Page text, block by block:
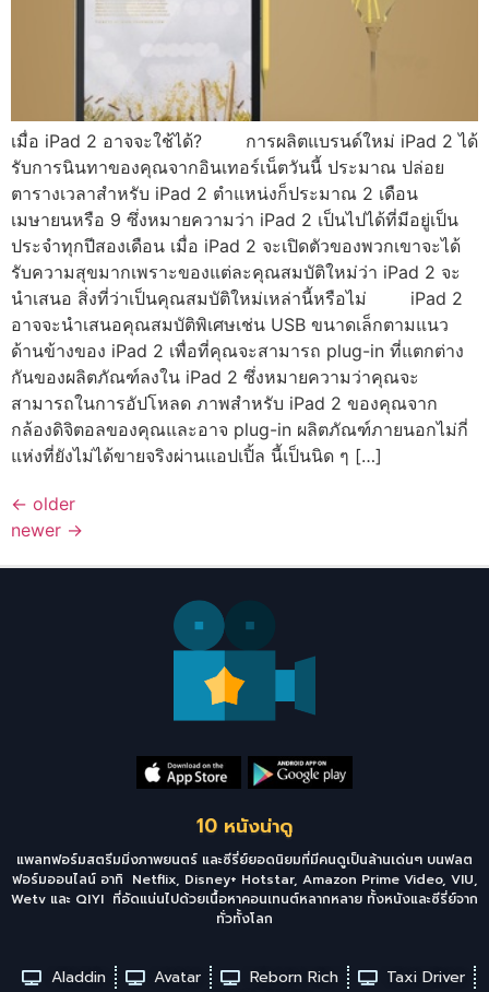
เมื่อ iPad 2 อาจจะใช้ได้? การผลิตแบรนด์ใหม่ iPad 2 ได้
รับการนินทาของคุณจากอินเทอร์เน็ตวันนี้ ประมาณ ปล่อย
ตารางเวลาสำหรับ iPad 2 ตำแหน่งก็ประมาณ 2 เดือน
เมษายนหรือ 9 ซึ่งหมายความว่า iPad 2 เป็นไปได้ที่มีอยู่เป็น
ประจำทุกปีสองเดือน เมื่อ iPad 2 จะเปิดตัวของพวกเขาจะได้
รับความสุขมากเพราะของแต่ละคุณสมบัติใหม่ว่า iPad 2 จะ
นำเสนอ สิ่งที่ว่าเป็นคุณสมบัติใหม่เหล่านี้หรือไม่ iPad 2
อาจจะนำเสนอคุณสมบัติพิเศษเช่น USB ขนาดเล็กตามแนว
ด้านข้างของ iPad 2 เพื่อที่คุณจะสามารถ plug-in ที่แตกต่าง
กันของผลิตภัณฑ์ลงใน iPad 2 ซึ่งหมายความว่าคุณจะ
สามารถในการอัปโหลด ภาพสำหรับ iPad 2 ของคุณจาก
กล้องดิจิตอลของคุณและอาจ plug-in ผลิตภัณฑ์ภายนอกไม่กี่
แห่งที่ยังไม่ได้ขายจริงผ่านแอปเปิ้ล นี้เป็นนิด ๆ […]
← older
newer →
10 หนังน่าดู
แพลทฟอร์มสตรีมมิ่งภาพยนตร์ และซีรี่ย์ยอดนิยมที่มีคนดูเป็นล้านเด่นๆ บนฟลต
ฟอร์มออนไลน์ อาทิ Netflix, Disney+ Hotstar, Amazon Prime Video, VIU,
Wetv และ QIYI ที่อัดแน่นไปด้วยเนื้อหาคอนเทนต์หลากหลาย ทั้งหนังและซีรี่ย์จาก
ทั่วทั้งโลก
Aladdin Avatar Reborn Rich
Taxi Driver